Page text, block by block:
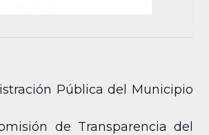
Pública del Municipio
de Transparencia del